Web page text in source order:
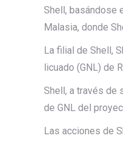
Shell, basándose
Malasia, donde
La filial de Shell,
licuado (GNL) de
Shell, a través de
de GNL del
Las acciones de